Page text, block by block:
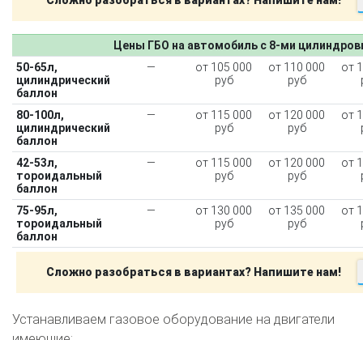
О автосервисе
Отзывы клиентов
Установка ГБО за 6 часов
Цены ГБО на автомобиль с 8-ми
50-65л,
цилиндрический
баллон
—
от 105 000
руб
от 110 000
руб
от
80-100л,
цилиндрический
баллон
—
от 115 000
руб
от 120 000
руб
от
42-53л,
тороидальный
баллон
—
от 115 000
руб
от 120 000
руб
от
75-95л,
тороидальный
баллон
—
от 130 000
руб
от 135 000
руб
от
Сложно разобраться в вариантах? Напишите нам!
Устанавливаем газовое оборудование на двигатели